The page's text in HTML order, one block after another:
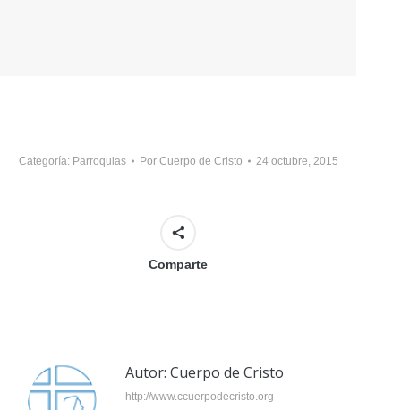
Categoría: Parroquias Por Cuerpo de Cristo 24 octubre, 2015
Comparte
Autor: Cuerpo de Cristo
http://www.ccuerpodecristo.org